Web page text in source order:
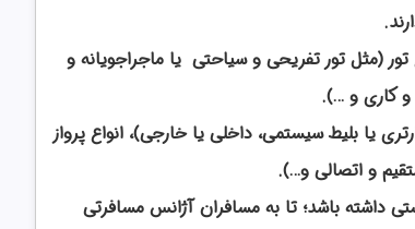
تور (مثل تور تفریحی و سیاحتی یا ماجراجویانه و
کاری و …).
یا بلیط سیستمی، داخلی یا خارجی)، انواع پرواز
و اتصالی و…).
داشته باشد؛ تا به مسافران آژانس مسافرتی